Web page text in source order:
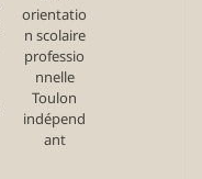
orientatio
n scolaire
professio
nnelle
Toulon
indépend
ant